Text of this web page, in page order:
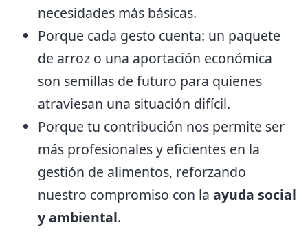
necesidades más básicas.
Porque cada gesto cuenta: un paquete
de arroz o una aportación económica
son semillas de futuro para quienes
atraviesan una situación difícil.
Porque tu contribución nos permite ser
más profesionales y eficientes en la
gestión de alimentos, reforzando
nuestro compromiso con la ayuda social
y ambiental.